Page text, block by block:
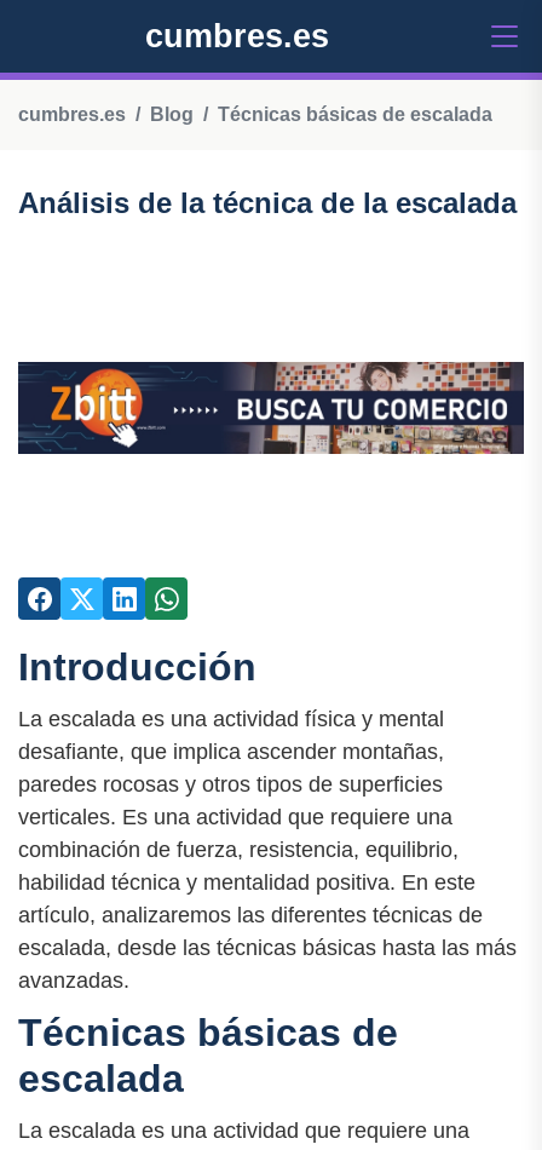
cumbres.es
cumbres.es Blog Técnicas básicas de escalada
Análisis de la técnica de la escalada
Introducción
La escalada es una actividad física y mental
desafiante, que implica ascender montañas,
paredes rocosas y otros tipos de superficies
verticales. Es una actividad que requiere una
combinación de fuerza, resistencia, equilibrio,
habilidad técnica y mentalidad positiva. En este
artículo, analizaremos las diferentes técnicas de
escalada, desde las técnicas básicas hasta las más
avanzadas.
Técnicas básicas de
escalada
La escalada es una actividad que requiere una